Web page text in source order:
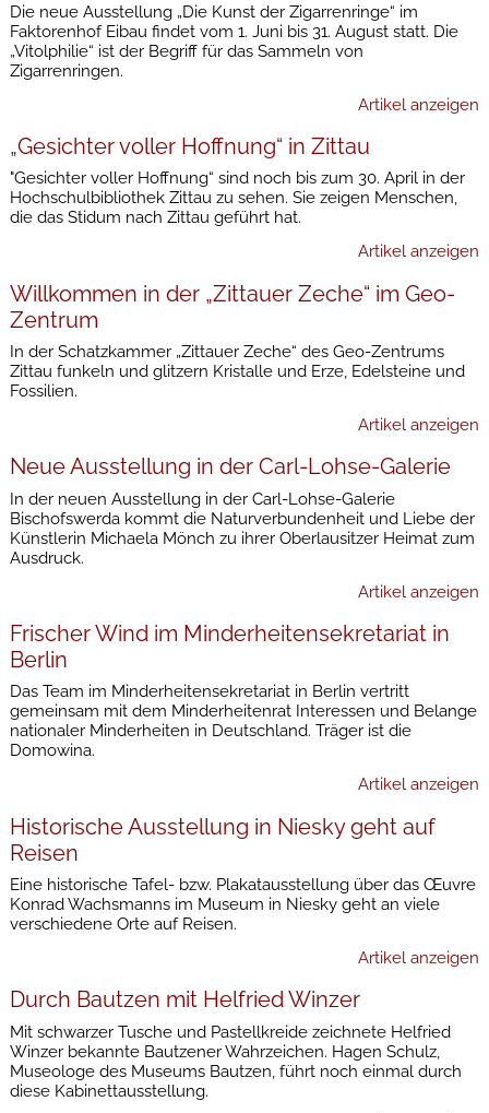
Die neue Ausstellung „Die Kunst der Zigarrenringe“ im
Faktorenhof Eibau findet vom 1. Juni bis 31. August statt. Die
„Vitolphilie“ ist der Begriff für das Sammeln von
Zigarrenringen.
Artikel anzeigen
„Gesichter voller Hoffnung“ in Zittau
"Gesichter voller Hoffnung“ sind noch bis zum 30. April in der
Hochschulbibliothek Zittau zu sehen. Sie zeigen Menschen,
die das Stidum nach Zittau geführt hat.
Artikel anzeigen
Willkommen in der „Zittauer Zeche“ im Geo-
Zentrum
In der Schatzkammer „Zittauer Zeche“ des Geo-Zentrums
Zittau funkeln und glitzern Kristalle und Erze, Edelsteine und
Fossilien.
Artikel anzeigen
Neue Ausstellung in der Carl-Lohse-Galerie
In der neuen Ausstellung in der Carl-Lohse-Galerie
Bischofswerda kommt die Naturverbundenheit und Liebe der
Künstlerin Michaela Mönch zu ihrer Oberlausitzer Heimat zum
Ausdruck.
Artikel anzeigen
Frischer Wind im Minderheitensekretariat in
Berlin
Das Team im Minderheitensekretariat in Berlin vertritt
gemeinsam mit dem Minderheitenrat Interessen und Belange
nationaler Minderheiten in Deutschland. Träger ist die
Domowina.
Artikel anzeigen
Historische Ausstellung in Niesky geht auf
Reisen
Eine historische Tafel- bzw. Plakatausstellung über das Œuvre
Konrad Wachsmanns im Museum in Niesky geht an viele
verschiedene Orte auf Reisen.
Artikel anzeigen
Durch Bautzen mit Helfried Winzer
Mit schwarzer Tusche und Pastellkreide zeichnete Helfried
Winzer bekannte Bautzener Wahrzeichen. Hagen Schulz,
Museologe des Museums Bautzen, führt noch einmal durch
diese Kabinettausstellung.